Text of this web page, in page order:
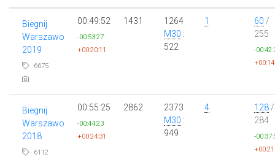
Biegnij
Warszawo
2019
6675
00:49:52
-00:53:27
+00:20:11
1431
1264
M30 :
522
1 60 /
255
-
Biegnij
Warszawo
2018
6112
00:55:25
-00:44:23
+00:24:31
2862
2373
M30 :
949
4 128 /
284
-